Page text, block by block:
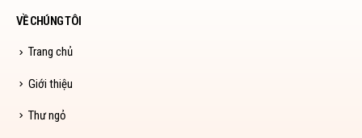
VỀ CHÚNG TÔI
Trang chủ
Giới thiệu
Thư ngỏ